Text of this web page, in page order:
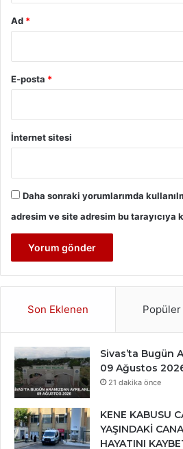
Ad *
E-posta *
İnternet sitesi
Daha sonraki yorumlarımda
adresim ve site adresim bu tarayıcıya
Son Eklenen Popüler
Sivas’ta Bugün
09 Ağustos
21 dakika önce
KENE KABUSU
YAŞINDAKİ
HAYATINI